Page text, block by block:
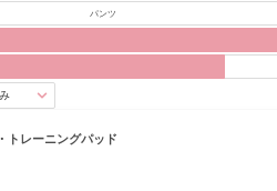
パンツ
み
トレーニングパッド